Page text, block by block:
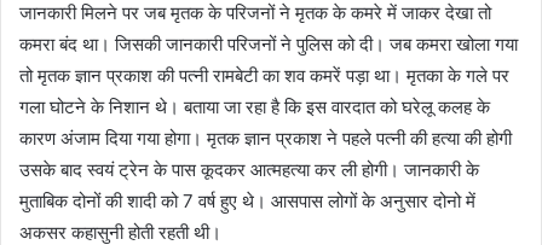
जानकारी मिलने पर जब मृतक के परिजनों ने मृतक के कमरे में जाकर देखा तो
कमरा बंद था। जिसकी जानकारी परिजनों ने पुलिस को दी। जब कमरा खोला गया
तो मृतक ज्ञान प्रकाश की पत्नी रामबेटी का शव कमरें पड़ा था। मृतका के गले पर
गला घोटने के निशान थे। बताया जा रहा है कि इस वारदात को घरेलू कलह के
कारण अंजाम दिया गया होगा। मृतक ज्ञान प्रकाश ने पहले पत्नी की हत्या की होगी
उसके बाद स्वयं ट्रेन के पास कूदकर आत्महत्या कर ली होगी। जानकारी के
मुताबिक दोनों की शादी को 7 वर्ष हुए थे। आसपास लोगों के अनुसार दोनो में
अकसर कहासुनी होती रहती थी।